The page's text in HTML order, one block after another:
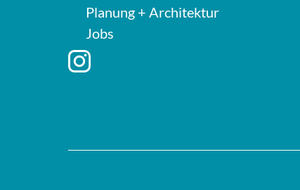
Planung + Architektur
Jobs